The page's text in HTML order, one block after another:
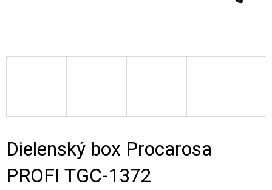
Dielenský box Procarosa
PROFI TGC-1372